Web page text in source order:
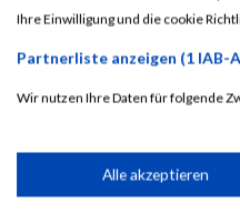
12479
Volker
12591
Alexander
12630
Marcel
David
Ihre Einwilligung und die cookie
Partnerliste anzeigen (1 IAB-
Wir nutzen Ihre Daten für folgende
Speichern von oder Zugriff
Alle akzeptieren